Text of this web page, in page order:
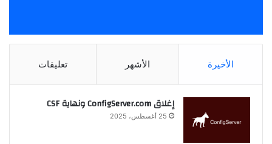
الأخيرة الأشهر تعليقات
إغلاق ConfigServer.com ونهاية CSF
25 أغسطس، 2025